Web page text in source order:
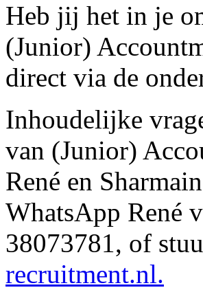
Heb jij het in je
(Junior)
direct via de
Inhoudelijke
van (Junior)
René en
WhatsApp René
38073781, of
recruitment.nl.